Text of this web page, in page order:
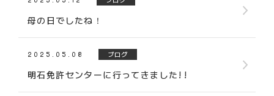
母の日でしたね！
2025.05.08 ブログ
明石免許センターに行ってきました!!